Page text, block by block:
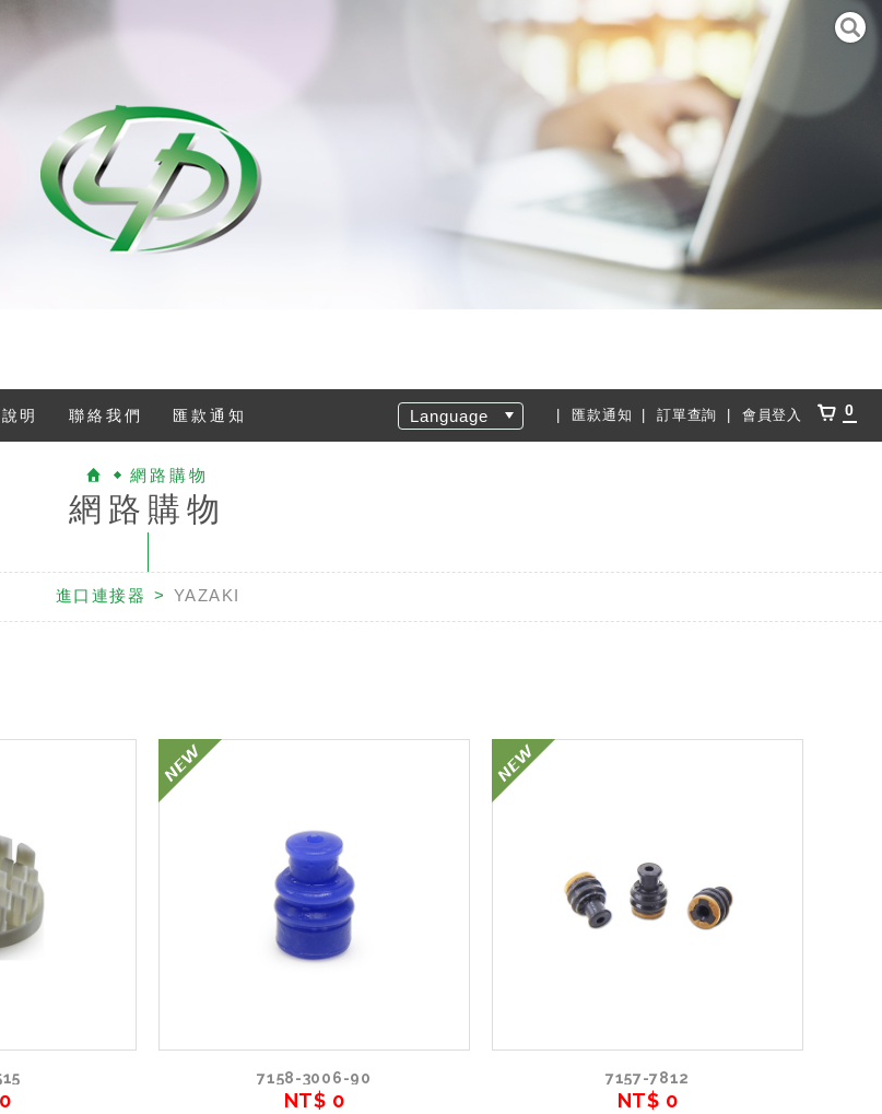
明 聯絡我們 匯款通知 Language 匯款通知 訂單查詢 會員登入 0
網路購物
網路購物
進口連接器 YAZAKI
7158-3006-90
NT$ 0
7157-7812
NT$ 0